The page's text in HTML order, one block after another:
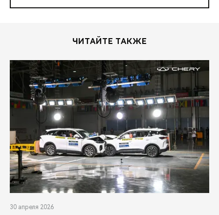
ЧИТАЙТЕ ТАКЖЕ
30 апреля 2026